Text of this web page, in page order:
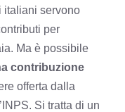
italiani servono
per
Ma è possibile
contribuzione
offerta dalla
Si tratta di un